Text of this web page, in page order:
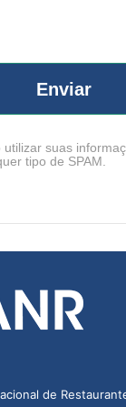
Enviar
utilizar suas
tipo de SPAM.
de